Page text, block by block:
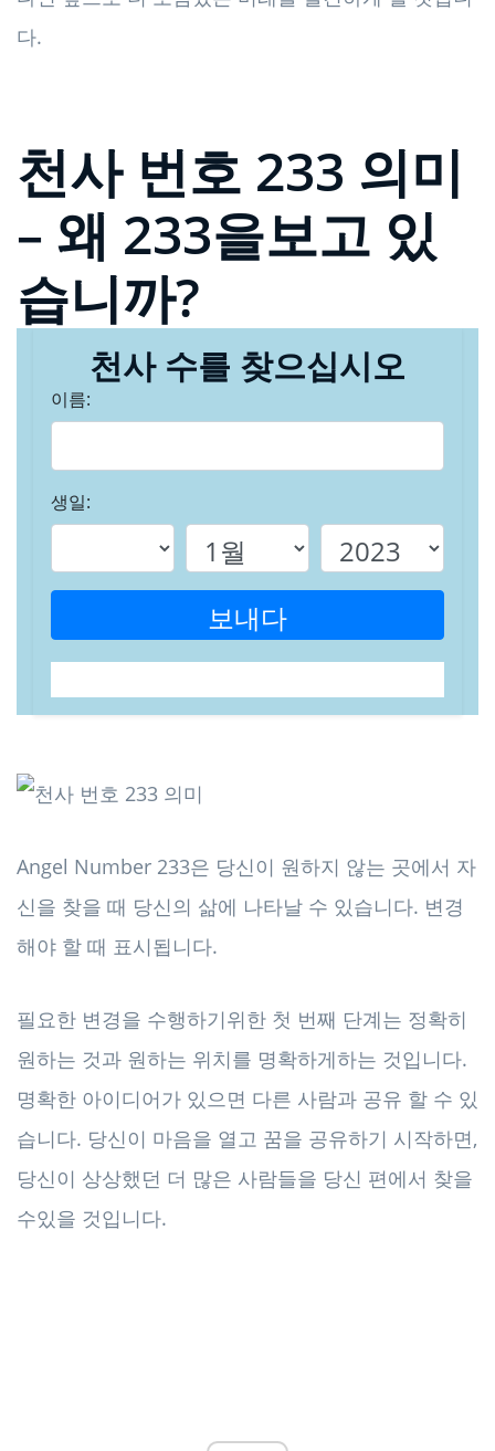
다.
천사 번호 233 의미
– 왜 233을보고 있
습니까?
천사 수를 찾으십시오
이름:
생일:
보내다
Angel Number 233은 당신이 원하지 않는 곳에서 자
신을 찾을 때 당신의 삶에 나타날 수 있습니다. 변경
해야 할 때 표시됩니다.
필요한 변경을 수행하기위한 첫 번째 단계는 정확히
원하는 것과 원하는 위치를 명확하게하는 것입니다.
명확한 아이디어가 있으면 다른 사람과 공유 할 수 있
습니다. 당신이 마음을 열고 꿈을 공유하기 시작하면,
당신이 상상했던 더 많은 사람들을 당신 편에서 찾을
수있을 것입니다.